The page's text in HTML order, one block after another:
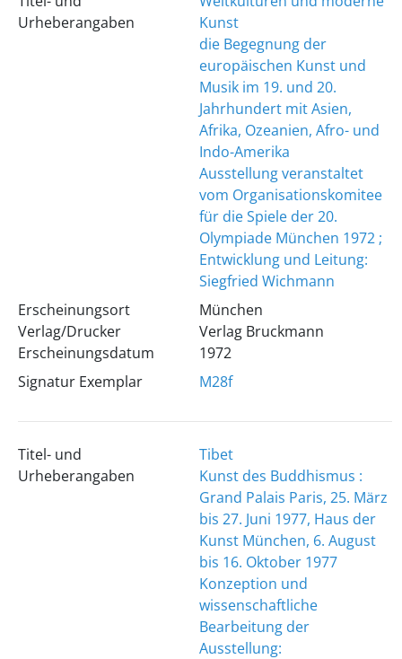
Urheberangaben
Kunst
die Begegnung der
europäischen Kunst und
Musik im 19. und 20.
Jahrhundert mit Asien,
Afrika, Ozeanien, Afro- und
Indo-Amerika
Ausstellung veranstaltet
vom Organisationskomitee
für die Spiele der 20.
Olympiade München 1972 ;
Entwicklung und Leitung:
Siegfried Wichmann
Erscheinungsort
Verlag/Drucker
Erscheinungsdatum
München
Verlag Bruckmann
1972
Signatur Exemplar
M28f
Titel- und
Urheberangaben
Tibet
Kunst des Buddhismus :
Grand Palais Paris, 25. März
bis 27. Juni 1977, Haus der
Kunst München, 6. August
bis 16. Oktober 1977
Konzeption und
wissenschaftliche
Bearbeitung der
Ausstellung: